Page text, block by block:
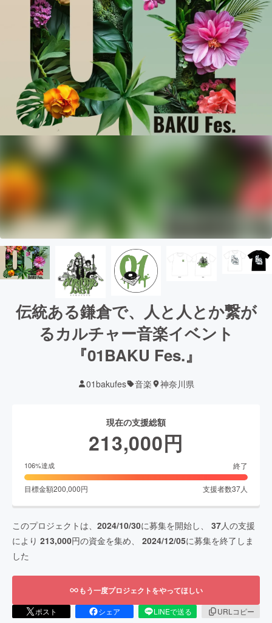
伝統ある鎌倉で、人と人とか繋が
るカルチャー音楽イベント
『01BAKU Fes.』
01bakufes 音楽 神奈川県
現在の支援総額
213,000円
106%達成 終了
目標金額200,000円 支援者数37人
このプロジェクトは、 2024/10/30に募集を開始し、 37人の支援
により 213,000円の資金を集め、 2024/12/05に募集を終了しま
した
もう一度プロジェクトをやってほしい
ポスト シェア LINEで送る
URLコピー